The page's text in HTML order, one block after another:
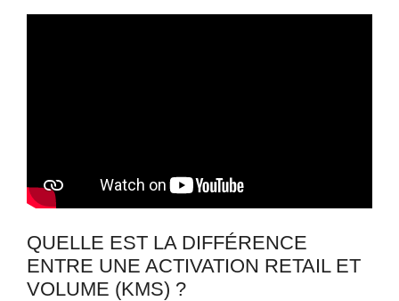
QUELLE EST LA DIFFÉRENCE
ENTRE UNE ACTIVATION RETAIL ET
VOLUME (KMS) ?